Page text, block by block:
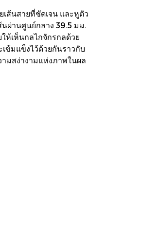
ส้นสายที่ชัดเจน และหูตัว
นผ่านศูนย์กลาง 39.5 มม.
ห้เห็นกลไกจักรกลด้วย
ข้มแข็งไว้ด้วยกันราวกับ
มสง่างามแห่งภาพในผล